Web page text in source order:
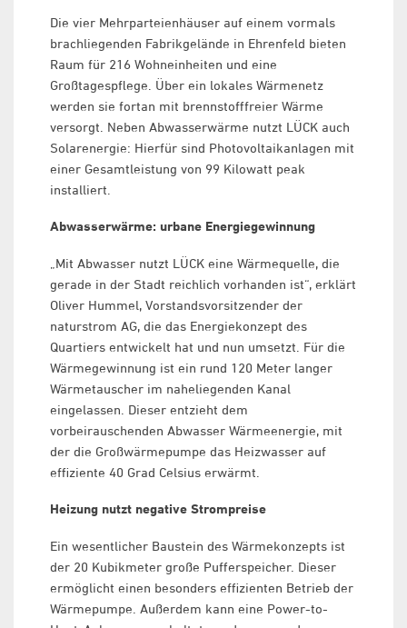
Die vier Mehrparteienhäuser auf einem vormals
brachliegenden Fabrikgelände in Ehrenfeld bieten
Raum für 216 Wohneinheiten und eine
Großtagespflege. Über ein lokales Wärmenetz
werden sie fortan mit brennstofffreier Wärme
versorgt. Neben Abwasserwärme nutzt LÜCK auch
Solarenergie: Hierfür sind Photovoltaikanlagen mit
einer Gesamtleistung von 99 Kilowatt peak
installiert.
Abwasserwärme: urbane Energiegewinnung
„Mit Abwasser nutzt LÜCK eine Wärmequelle, die
gerade in der Stadt reichlich vorhanden ist“, erklärt
Oliver Hummel, Vorstandsvorsitzender der
naturstrom AG, die das Energiekonzept des
Quartiers entwickelt hat und nun umsetzt. Für die
Wärmegewinnung ist ein rund 120 Meter langer
Wärmetauscher im naheliegenden Kanal
eingelassen. Dieser entzieht dem
vorbeirauschenden Abwasser Wärmeenergie, mit
der die Großwärmepumpe das Heizwasser auf
effiziente 40 Grad Celsius erwärmt.
Heizung nutzt negative Strompreise
Ein wesentlicher Baustein des Wärmekonzepts ist
der 20 Kubikmeter große Pufferspeicher. Dieser
ermöglicht einen besonders effizienten Betrieb der
Wärmepumpe. Außerdem kann eine Power-to-